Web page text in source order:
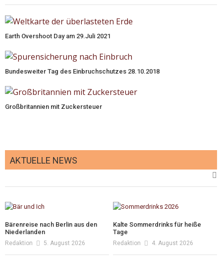
Earth Overshoot Day am 29.Juli 2021
Bundesweiter Tag des Einbruchschutzes 28.10.2018
Großbritannien mit Zuckersteuer
AKTUELLE NEWS
Bärenreise nach Berlin aus den
Niederlanden
Redaktion 5. August 2026
Kalte Sommerdrinks für heiße
Tage
Redaktion 4. August 2026